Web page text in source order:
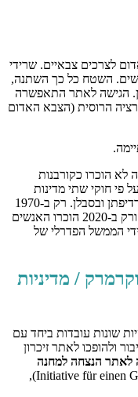
האדום לצרכים צבאיים. שרידי
השטח כל כך השתנה,
הגישה לאתר התאפשרה
הפדרציה הרוסית (הצבא האדום
לא הוכרו כקורבנות
פי חוקי שתי מדינות
גרמניה. עד היום אין כמעט הכרה חברתית ברדיפתן ובסבלן. רק ב-1970
הוכרו מחנות הריכוז של הנוער כמחנות ריכוז, ורק ב-2020 הוכרו האנשים
הממשל הפדרלי של
/ מדיניות
שונות עובדות ביחד עם
ולהופכו לאתר זיכרון
לאתר הנצחה למחנה
(Initiative für einen Gedenkort KZ Uckermark),